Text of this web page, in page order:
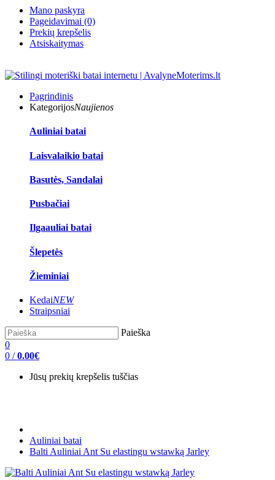
Mano paskyra
Pageidavimai (0)
Prekių krepšelis
Atsiskaitymas
Pagrindinis
KategorijosNaujienos
Auliniai batai
Laisvalaikio batai
Basutės, Sandalai
Pusbačiai
Ilgaauliai batai
Šlepetės
Žieminiai
KedaiNEW
Straipsniai
Paieška
0
0 / 0.00€
Jūsų prekių krepšelis tuščias
Auliniai batai
Balti Auliniai Ant Su elastingu wstawką Jarley